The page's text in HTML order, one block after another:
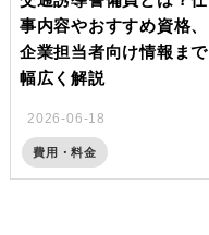
事内容やおすすめ資格、
企業担当者向け情報まで
幅広く解説
2026-06-18
費用・料金